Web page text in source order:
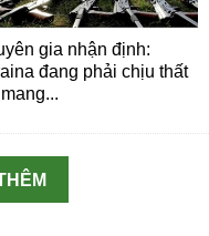
gia nhận định:
đang phải chịu thất